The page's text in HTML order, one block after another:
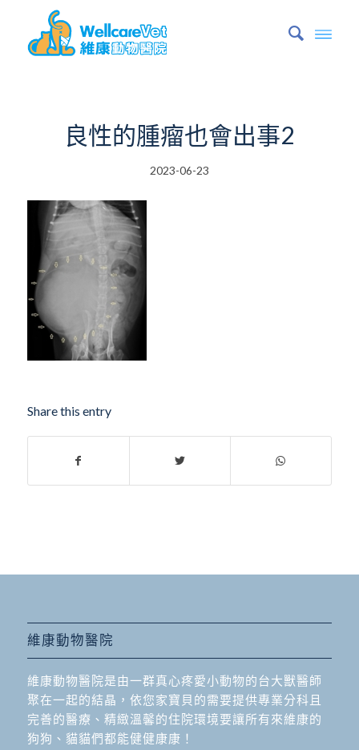
良性的腫瘤也會出事2
2023-06-23
Share this entry
維康動物醫院
維康動物醫院是由一群真心疼愛小動物的台大獸醫師
聚在一起的結晶，依您家寶貝的需要提供專業分科且
完善的醫療、精緻溫馨的住院環境要讓所有來維康的
狗狗、貓貓們都能健健康康！